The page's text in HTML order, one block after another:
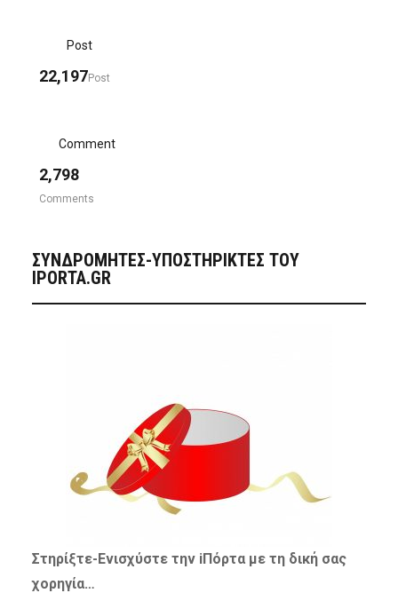
Post
22,197Post
Comment
2,798
Comments
ΣΥΝΔΡΟΜΗΤΈΣ-ΥΠΟΣΤΗΡΙΚΤΈΣ ΤΟΥ
IPORTA.GR
Στηρίξτε-Ενισχύστετην iΠόρτα με τη δική σας
χορηγία…